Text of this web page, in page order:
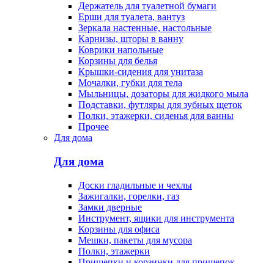
Держатель для туалетной бумаги
Ерши для туалета, вантуз
Зеркала настенные, настольные
Карнизы, шторы в ванну
Коврики напольные
Корзины для белья
Крышки-сидения для унитаза
Мочалки, губки для тела
Мыльницы, дозаторы для жидкого мыла
Подставки, футляры для зубных щеток
Полки, этажерки, сиденья для ванны
Прочее
Для дома
Для дома
Доски гладильные и чехлы
Зажигалки, горелки, газ
Замки дверные
Инструмент, ящики для инструмента
Корзины для офиса
Мешки, пакеты для мусора
Полки, этажерки